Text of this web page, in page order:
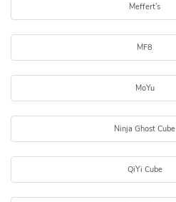
Meffert's
MF8
MoYu
Ninja Ghost Cube
QiYi Cube